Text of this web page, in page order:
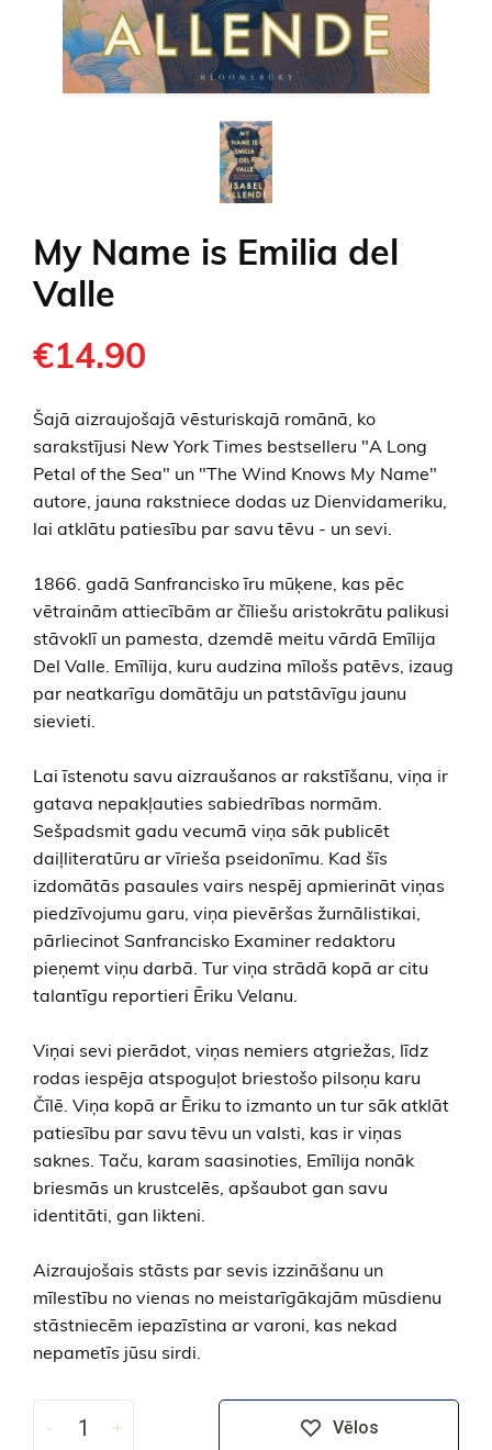
My Name is Emilia del
Valle
€14.90
Šajā aizraujošajā vēsturiskajā romānā, ko
sarakstījusi New York Times bestselleru "A Long
Petal of the Sea" un "The Wind Knows My Name"
autore, jauna rakstniece dodas uz Dienvidameriku,
lai atklātu patiesību par savu tēvu - un sevi.
1866. gadā Sanfrancisko īru mūķene, kas pēc
vētrainām attiecībām ar čīliešu aristokrātu palikusi
stāvoklī un pamesta, dzemdē meitu vārdā Emīlija
Del Valle. Emīlija, kuru audzina mīlošs patēvs, izaug
par neatkarīgu domātāju un patstāvīgu jaunu
sievieti.
Lai īstenotu savu aizraušanos ar rakstīšanu, viņa ir
gatava nepakļauties sabiedrības normām.
Sešpadsmit gadu vecumā viņa sāk publicēt
daiļliteratūru ar vīrieša pseidonīmu. Kad šīs
izdomātās pasaules vairs nespēj apmierināt viņas
piedzīvojumu garu, viņa pievēršas žurnālistikai,
pārliecinot Sanfrancisko Examiner redaktoru
pieņemt viņu darbā. Tur viņa strādā kopā ar citu
talantīgu reportieri Ēriku Velanu.
Viņai sevi pierādot, viņas nemiers atgriežas, līdz
rodas iespēja atspoguļot briestošo pilsoņu karu
Čīlē. Viņa kopā ar Ēriku to izmanto un tur sāk atklāt
patiesību par savu tēvu un valsti, kas ir viņas
saknes. Taču, karam saasinoties, Emīlija nonāk
briesmās un krustcelēs, apšaubot gan savu
identitāti, gan likteni.
Aizraujošais stāsts par sevis izzināšanu un
mīlestību no vienas no meistarīgākajām mūsdienu
stāstniecēm iepazīstina ar varoni, kas nekad
nepametīs jūsu sirdi.
- + Vēlos